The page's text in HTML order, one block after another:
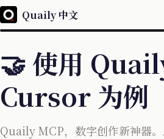
Quaily 中文
🤝 使用
Cursor 为例
Quaily MCP，数字创作新神器